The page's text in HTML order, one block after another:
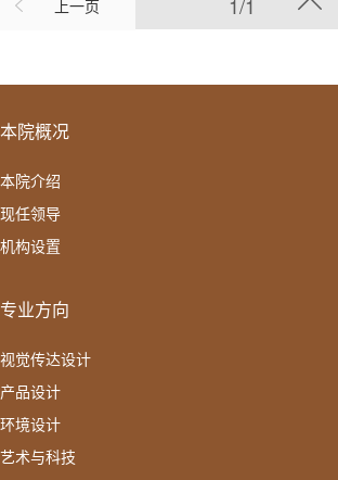
上一页
本院概况
本院介绍
现任领导
机构设置
专业方向
视觉传达设计
产品设计
环境设计
艺术与科技